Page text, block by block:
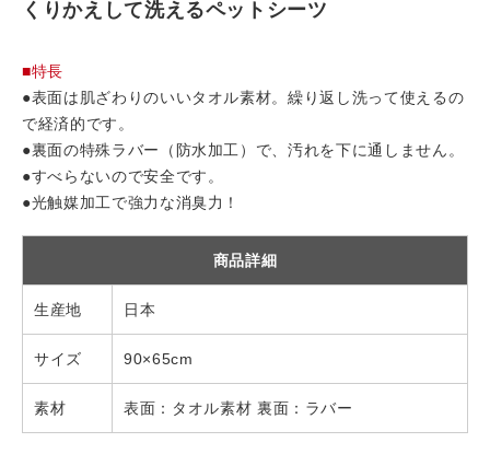
くりかえして洗えるペットシーツ
■特長
●表面は肌ざわりのいいタオル素材。繰り返し洗って使えるの
で経済的です。
●裏面の特殊ラバー（防水加工）で、汚れを下に通しません。
●すべらないので安全です。
●光触媒加工で強力な消臭力！
商品詳細
生産地 日本
サイズ 90×65cm
素材 表面：タオル素材 裏面：ラバー